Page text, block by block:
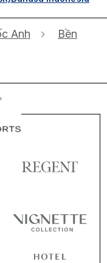
Anh
Bền